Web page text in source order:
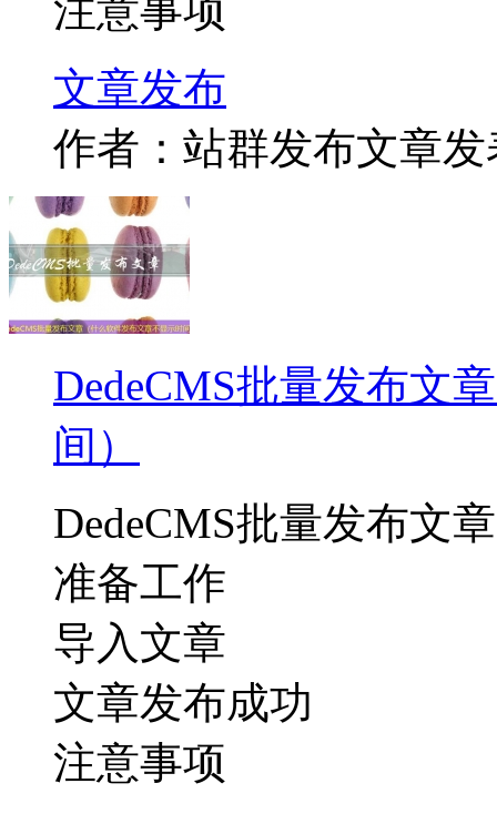
注意事项
文章发布
作者：站群发布文章发
DedeCMS批量发布文
间）
DedeCMS批量发布文章
准备工作
导入文章
文章发布成功
注意事项